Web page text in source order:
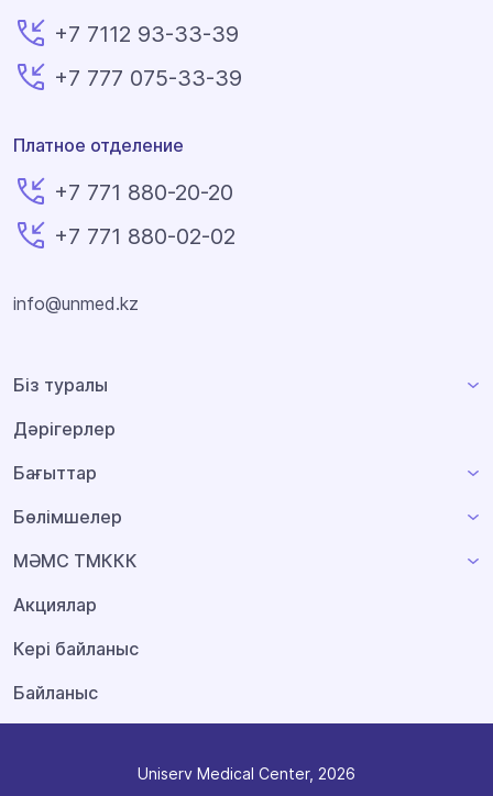
+7 7112 93-33-39
+7 777 075-33-39
Платное отделение
+7 771 880-20-20
+7 771 880-02-02
info@unmed.kz
Біз туралы
Дәрігерлер
Бағыттар
Бөлімшелер
МӘМС ТМККК
Акциялар
Кері байланыс
Байланыс
Uniserv Medical Center, 2026